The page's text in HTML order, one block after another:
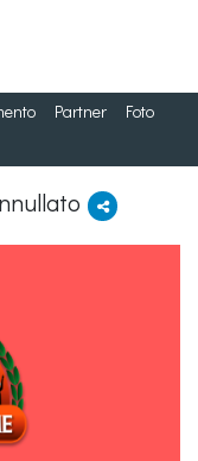
Partner
Foto